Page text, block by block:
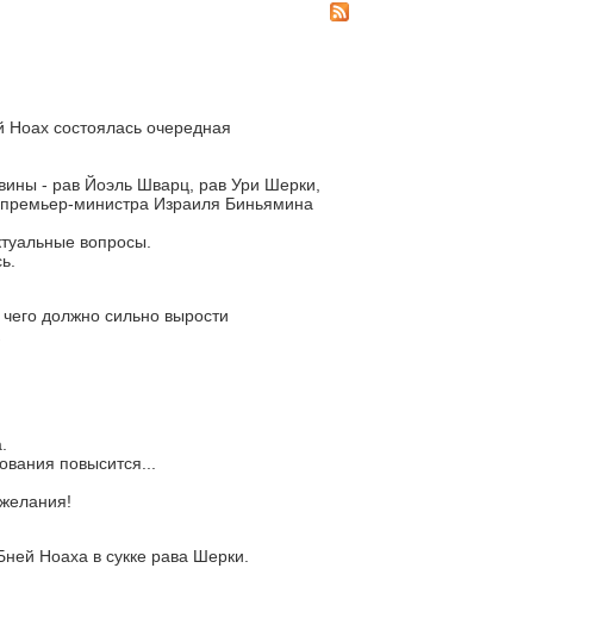
состоялась очередная
- рав Йоэль Шварц, рав Ури Шерки,
министра Израиля Биньямина
вопросы.
должно сильно вырости
повысится...
Ноаха в сукке рава Шерки.